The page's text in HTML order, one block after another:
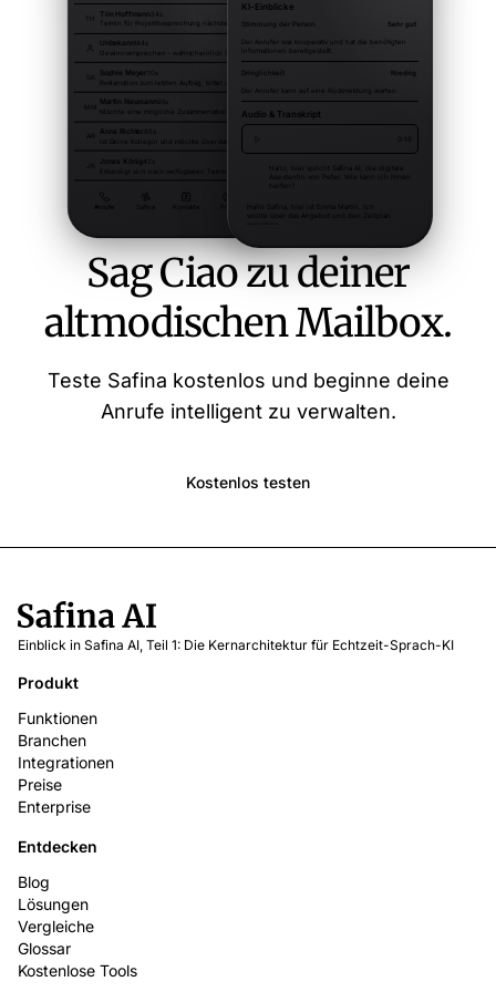
Sag Ciao zu deiner
altmodischen Mailbox.
Teste Safina kostenlos und beginne deine
Anrufe intelligent zu verwalten.
Kostenlos testen
Einblick in Safina AI, Teil 1: Die Kernarchitektur für Echtzeit-Sprach-KI
Produkt
Funktionen
Branchen
Integrationen
Preise
Enterprise
Entdecken
Blog
Lösungen
Vergleiche
Glossar
Kostenlose Tools